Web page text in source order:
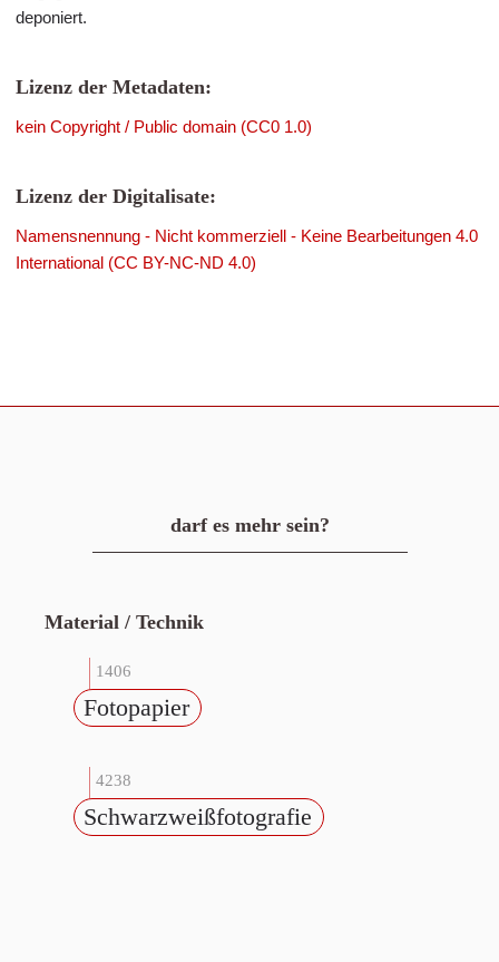
deponiert.
Lizenz der Metadaten:
kein Copyright / Public domain (CC0 1.0)
Lizenz der Digitalisate:
Namensnennung - Nicht kommerziell - Keine Bearbeitungen 4.0
International (CC BY-NC-ND 4.0)
darf es mehr sein?
Material / Technik
1406
Fotopapier
4238
Schwarzweißfotografie